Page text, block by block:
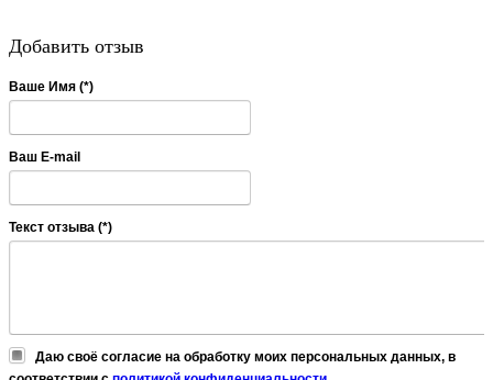
Добавить отзыв
Ваше Имя (*)
Ваш E-mail
Текст отзыва (*)
Даю своё согласие на обработку моих персональных данных, в